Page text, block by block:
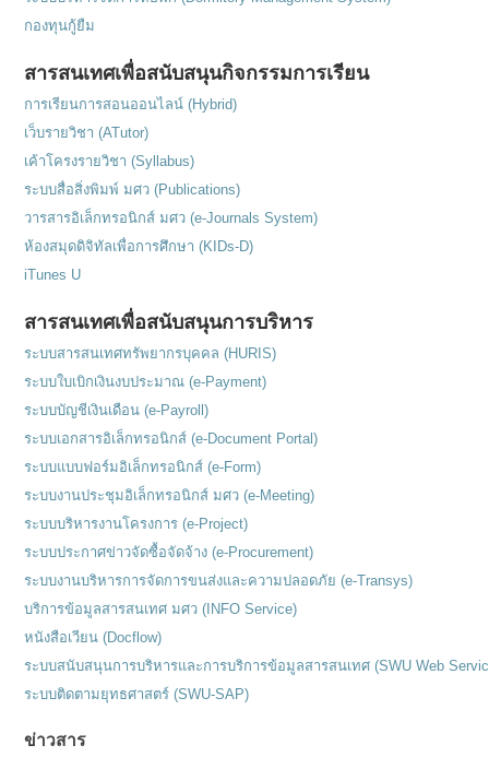
กองทุนกู้ยืม
สารสนเทศเพื่อสนับสนุนกิจกรรมการเรียน
การเรียนการสอนออนไลน์ (Hybrid)
เว็บรายวิชา (ATutor)
เค้าโครงรายวิชา (Syllabus)
ระบบสื่อสิ่งพิมพ์ มศว (Publications)
วารสารอิเล็กทรอนิกส์ มศว (e-Journals System)
ห้องสมุดดิจิทัลเพื่อการศึกษา (KIDs-D)
iTunes U
สารสนเทศเพื่อสนับสนุนการบริหาร
ระบบสารสนเทศทรัพยากรบุคคล (HURIS)
ระบบใบเบิกเงินงบประมาณ (e-Payment)
ระบบบัญชีเงินเดือน (e-Payroll)
ระบบเอกสารอิเล็กทรอนิกส์ (e-Document Portal)
ระบบแบบฟอร์มอิเล็กทรอนิกส์ (e-Form)
ระบบงานประชุมอิเล็กทรอนิกส์ มศว (e-Meeting)
ระบบบริหารงานโครงการ (e-Project)
ระบบประกาศข่าวจัดซื้อจัดจ้าง (e-Procurement)
ระบบงานบริหารการจัดการขนส่งและความปลอดภัย (e-Transys)
บริการข้อมูลสารสนเทศ มศว (INFO Service)
หนังสือเวียน (Docflow)
ระบบสนับสนุนการบริหารและการบริการข้อมูลสารสนเทศ (SWU Web
ระบบติดตามยุทธศาสตร์ (SWU-SAP)
ข่าวสาร